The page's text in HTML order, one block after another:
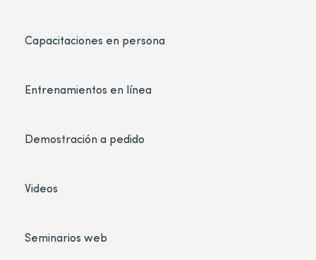
Capacitaciones en persona
Entrenamientos en línea
Demostración a pedido
Videos
Seminarios web